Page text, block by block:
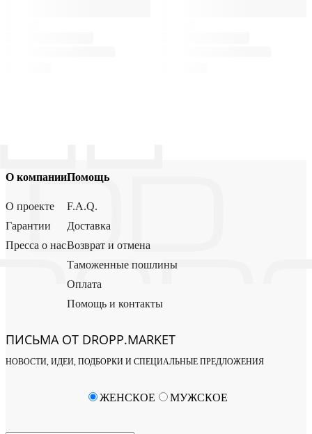
О компании
О проекте
Гарантии
Пресса о нас
Помощь
F.A.Q.
Доставка
Возврат и отмена
Таможенные пошлины
Оплата
Помощь и контакты
ПИСЬМА ОТ DROPP.MARKET
НОВОСТИ, ИДЕИ, ПОДБОРКИ И СПЕЦИАЛЬНЫЕ ПРЕДЛОЖЕНИЯ
ЖЕНСКОЕ МУЖСКОЕ